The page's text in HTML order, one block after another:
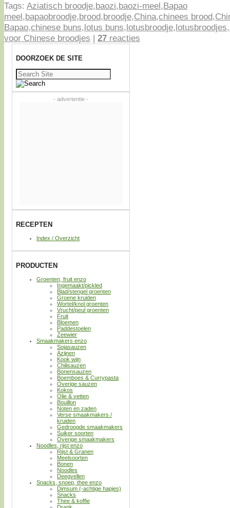
Tags: Aziatisch broodje,baozi,baozi-meel,Bapao
meel,bapaobroodje,brood,broodje,China,chinees brood,
Bapao,chinese buns,lotus buns,lotusbroodje,lotusbroodjes,
voor Chinese broodjes | 27 reacties
DOORZOEK DE SITE
Zoeken
naar:
- advertentie -
RECEPTEN
Index / Overzicht
PRODUCTEN
Groenten, fruit enzo
Ingemaakt/pickled
Blad/stengel groenten
Groene kruiden
Wortel/knol groenten
Vrucht/peul groenten
Fruit
Bloemen
Paddestoelen
Zeewier
Smaakmakers enzo
Sojasauzen
Azijnen
Kook wijn
Chilisauzen
Bonensauzen
Boemboes & Currypasta
Overige sauzen
Kokos
Olie & vetten
Bouillon
Noten en zaden
Verse smaakmakers /
kruiden
Gedroogde smaakmakers
Suiker soorten
Overige smaakmakers
Noodles, rijst enzo
Rijst & Granen
Meelsoorten
Bonen
Noodles
Deegvellen
Snacks, snoep, thee enzo
Dimsum (-achtige hapjes)
Snacks
Thee & koffie
Drank